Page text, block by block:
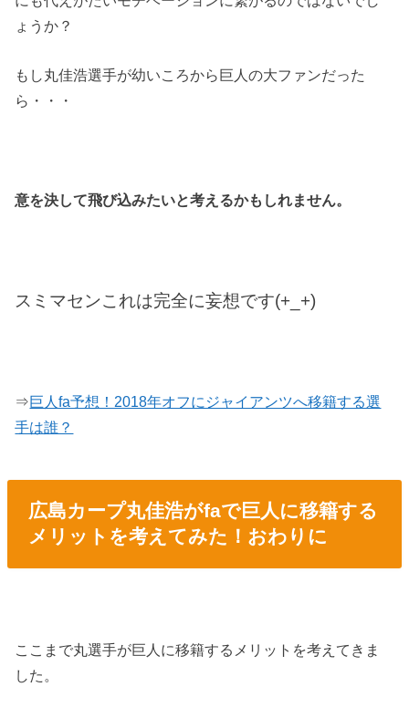
ょうか？
もし丸佳浩選手が幼いころから巨人の大ファンだった
ら・・・
意を決して飛び込みたいと考えるかもしれません。
スミマセンこれは完全に妄想です(+_+)
⇒巨人fa予想！2018年オフにジャイアンツへ移籍する選
手は誰？
広島カープ丸佳浩がfaで巨人に移籍する
メリットを考えてみた！おわりに
ここまで丸選手が巨人に移籍するメリットを考えてきま
した。